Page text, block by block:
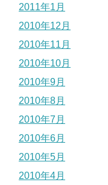
2011年1月
2010年12月
2010年11月
2010年10月
2010年9月
2010年8月
2010年7月
2010年6月
2010年5月
2010年4月